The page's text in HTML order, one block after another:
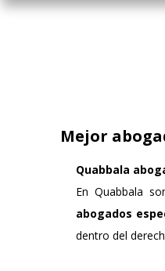
Mejor
Quabbala
En Quabbala
abogados
dentro del